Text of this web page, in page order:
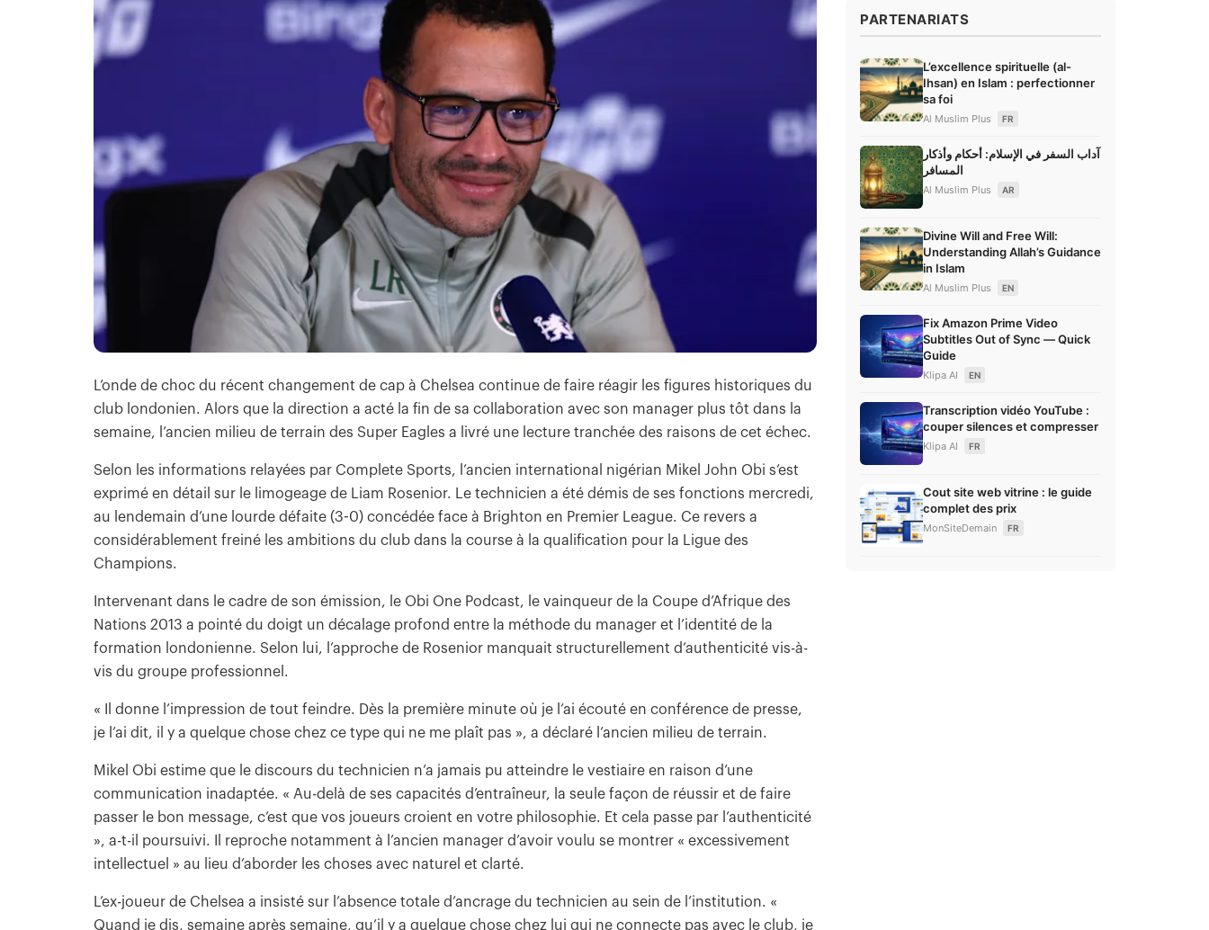
L’onde de choc du récent changement de cap à Chelsea continue de faire réagir les figures historiques du
club londonien. Alors que la direction a acté la fin de sa collaboration avec son manager plus tôt dans la
semaine, l’ancien milieu de terrain des Super Eagles a livré une lecture tranchée des raisons de cet échec.
Selon les informations relayées par Complete Sports, l’ancien international nigérian Mikel John Obi s’est
exprimé en détail sur le limogeage de Liam Rosenior. Le technicien a été démis de ses fonctions mercredi,
au lendemain d’une lourde défaite (3-0) concédée face à Brighton en Premier League. Ce revers a
considérablement freiné les ambitions du club dans la course à la qualification pour la Ligue des
Champions.
Intervenant dans le cadre de son émission, le Obi One Podcast, le vainqueur de la Coupe d’Afrique des
Nations 2013 a pointé du doigt un décalage profond entre la méthode du manager et l’identité de la
formation londonienne. Selon lui, l’approche de Rosenior manquait structurellement d’authenticité vis-à-
vis du groupe professionnel.
« Il donne l’impression de tout feindre. Dès la première minute où je l’ai écouté en conférence de presse,
je l’ai dit, il y a quelque chose chez ce type qui ne me plaît pas », a déclaré l’ancien milieu de terrain.
Mikel Obi estime que le discours du technicien n’a jamais pu atteindre le vestiaire en raison d’une
communication inadaptée. « Au-delà de ses capacités d’entraîneur, la seule façon de réussir et de faire
passer le bon message, c’est que vos joueurs croient en votre philosophie. Et cela passe par l’authenticité
», a-t-il poursuivi. Il reproche notamment à l’ancien manager d’avoir voulu se montrer « excessivement
intellectuel » au lieu d’aborder les choses avec naturel et clarté.
L’ex-joueur de Chelsea a insisté sur l’absence totale d’ancrage du technicien au sein de l’institution. «
Quand je dis, semaine après semaine, qu’il y a quelque chose chez lui qui ne connecte pas avec le club, je
PARTENARIATS
L’excellence spirituelle (al-
Ihsan) en Islam : perfectionner
sa foi
Al Muslim Plus FR
آداب السفر في الإسلام: أحكام وأذكار
المسافر
Al Muslim Plus AR
Divine Will and Free Will:
Understanding Allah’s Guidance
in Islam
Al Muslim Plus EN
Fix Amazon Prime Video
Subtitles Out of Sync — Quick
Guide
Klipa AI EN
Transcription vidéo YouTube :
couper silences et compresser
Klipa AI FR
Cout site web vitrine : le guide
complet des prix
MonSiteDemain FR